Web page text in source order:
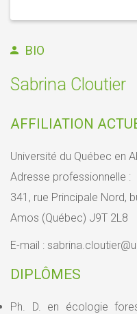
BIO
Sabrina Cloutier
AFFILIATION
Université du Québec en
Adresse professionnelle :
341, rue Principale Nord,
Amos (Québec) J9T 2L8
E-mail :
DIPLÔMES
Ph. D. en écologie